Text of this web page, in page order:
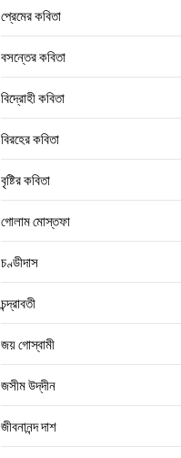
প্রেমের কবিতা
বসন্তের কবিতা
বিদ্রোহী কবিতা
বিরহের কবিতা
বৃষ্টির কবিতা
গোলাম মোস্তফা
চণ্ডীদাস
চন্দ্রাবতী
জয় গোস্বামী
জসীম উদ্‌দীন
জীবনানন্দ দাশ